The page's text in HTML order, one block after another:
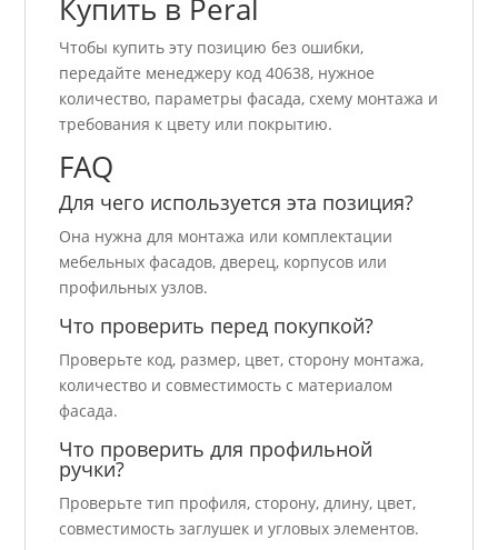
Купить в Peral
Чтобы купить эту позицию без ошибки,
передайте менеджеру код 40638, нужное
количество, параметры фасада, схему монтажа и
требования к цвету или покрытию.
FAQ
Для чего используется эта позиция?
Она нужна для монтажа или комплектации
мебельных фасадов, дверец, корпусов или
профильных узлов.
Что проверить перед покупкой?
Проверьте код, размер, цвет, сторону монтажа,
количество и совместимость с материалом
фасада.
Что проверить для профильной
ручки?
Проверьте тип профиля, сторону, длину, цвет,
совместимость заглушек и угловых элементов.